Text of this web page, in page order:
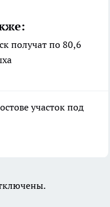
получат по 80,6
участок под